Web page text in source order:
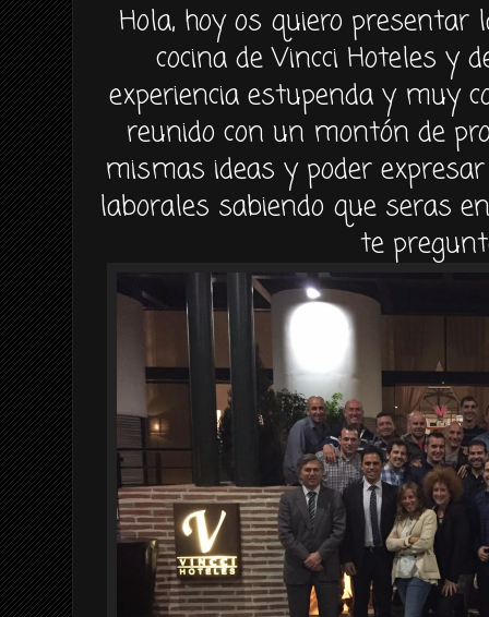
Hola, hoy os quiero presentar
cocina de Vincci Hoteles y
experiencia estupenda y muy
reunido con un montón de
mismas ideas y poder
laborales sabiendo que seras
te